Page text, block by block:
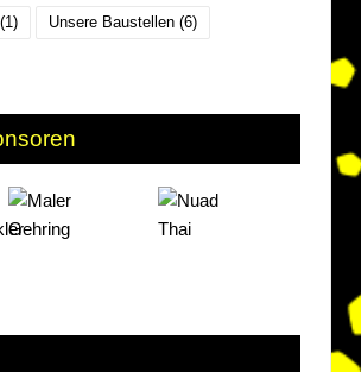
(1) Unsere Baustellen (6)